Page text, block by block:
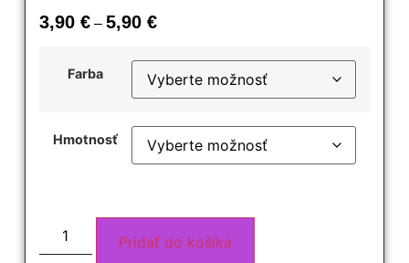
3,90 € – 5,90 €
Farba
Hmotnosť
Pridať do košíka